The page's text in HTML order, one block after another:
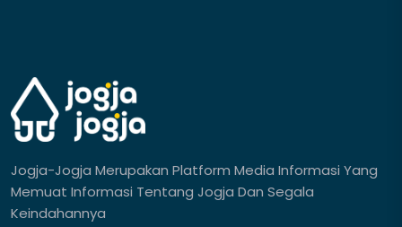
Jogja-Jogja Merupakan Platform Media Informasi Yang
Memuat Informasi Tentang Jogja Dan Segala
Keindahannya